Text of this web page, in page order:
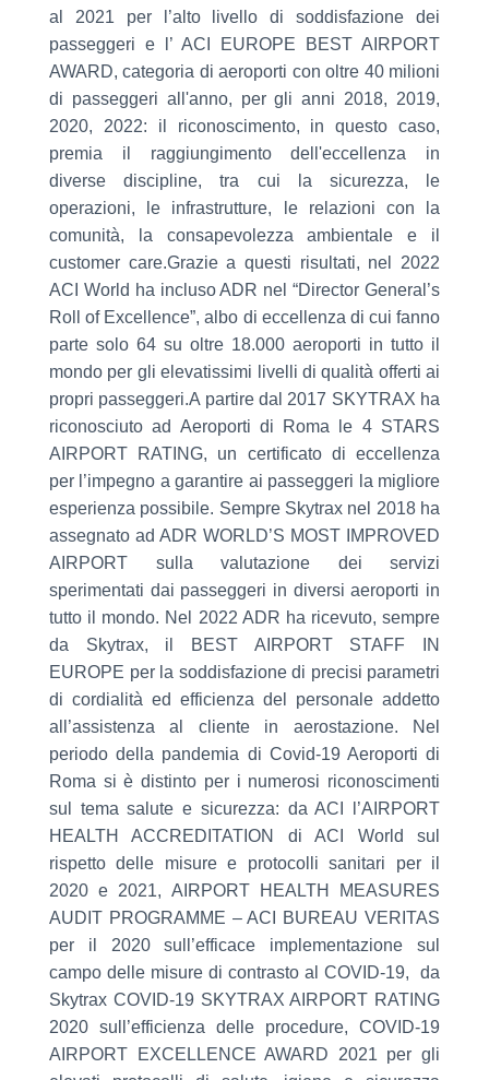
al 2021 per l’alto livello di soddisfazione dei
passeggeri e l’ ACI EUROPE BEST AIRPORT
AWARD, categoria di aeroporti con oltre 40 milioni
di passeggeri all'anno, per gli anni 2018, 2019,
2020, 2022: il riconoscimento, in questo caso,
premia il raggiungimento dell'eccellenza in
diverse discipline, tra cui la sicurezza, le
operazioni, le infrastrutture, le relazioni con la
comunità, la consapevolezza ambientale e il
customer care.Grazie a questi risultati, nel 2022
ACI World ha incluso ADR nel “Director General’s
Roll of Excellence”, albo di eccellenza di cui fanno
parte solo 64 su oltre 18.000 aeroporti in tutto il
mondo per gli elevatissimi livelli di qualità offerti ai
propri passeggeri.A partire dal 2017 SKYTRAX ha
riconosciuto ad Aeroporti di Roma le 4 STARS
AIRPORT RATING, un certificato di eccellenza
per l’impegno a garantire ai passeggeri la migliore
esperienza possibile. Sempre Skytrax nel 2018 ha
assegnato ad ADR WORLD’S MOST IMPROVED
AIRPORT sulla valutazione dei servizi
sperimentati dai passeggeri in diversi aeroporti in
tutto il mondo. Nel 2022 ADR ha ricevuto, sempre
da Skytrax, il BEST AIRPORT STAFF IN
EUROPE per la soddisfazione di precisi parametri
di cordialità ed efficienza del personale addetto
all’assistenza al cliente in aerostazione. Nel
periodo della pandemia di Covid-19 Aeroporti di
Roma si è distinto per i numerosi riconoscimenti
sul tema salute e sicurezza: da ACI l’AIRPORT
HEALTH ACCREDITATION di ACI World sul
rispetto delle misure e protocolli sanitari per il
2020 e 2021, AIRPORT HEALTH MEASURES
AUDIT PROGRAMME – ACI BUREAU VERITAS
per il 2020 sull’efficace implementazione sul
campo delle misure di contrasto al COVID-19, da
Skytrax COVID-19 SKYTRAX AIRPORT RATING
2020 sull’efficienza delle procedure, COVID-19
AIRPORT EXCELLENCE AWARD 2021 per gli